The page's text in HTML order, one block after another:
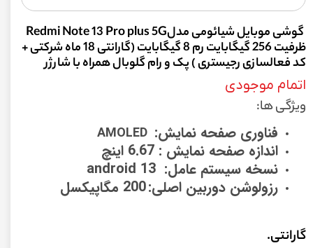
‏ گوشی موبایل شیائومی مدلRedmi Note 13 Pro plus 5G
ظرفیت 256 گیگابایت رم 8 گیگابایت (گارانتی 18 ماه شرکتی +
کد فعالسازی رجیستری ) پک و رام گلوبال همراه با شارژر
اتمام موجودی
ویژگی ها:
فناوری صفحه نمایش:
اندازه صفحه نمایش : 6.67 اینچ
نسخه سیستم عامل: android 13
رزولوشن دوربین اصلی:200 مگاپیکسل
گارانتی.